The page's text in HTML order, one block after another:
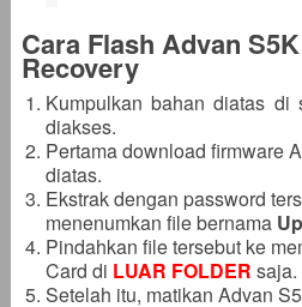
Cara Flash Advan
Recovery
Kumpulkan bahan diatas di
diakses.
Pertama download firmware
diatas.
Ekstrak dengan password
menenumkan file bernama
Pindahkan file tersebut ke
Card di LUAR FOLDER saja.
Setelah itu, matikan Advan